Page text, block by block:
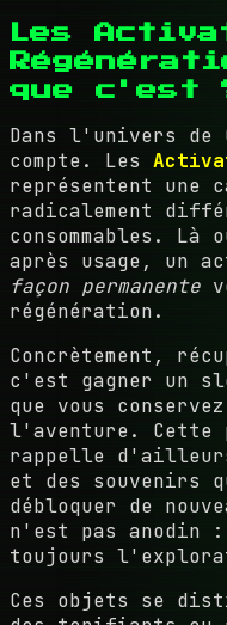
Les
que c'est
Dans l'univers de
compte. Les
représentent une
radicalement
consommables.
après usage, un
façon permanente
régénération.
Concrètement,
c'est gagner un
que vous
l'aventure. Cette
rappelle
et des souvenirs
débloquer de
n'est pas anodin :
toujours
Ces objets se